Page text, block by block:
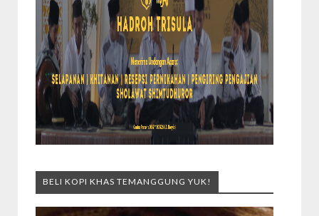
BELI KOPI KHAS TEMANGGUNG YUK!